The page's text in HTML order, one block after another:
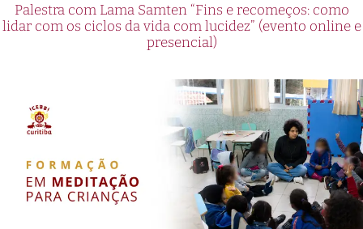
Palestra com Lama Samten “Fins e recomeços: como
lidar com os ciclos da vida com lucidez” (evento online e
presencial)